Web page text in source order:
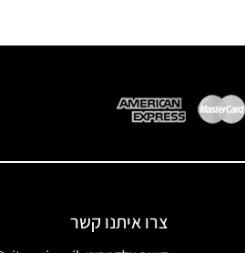
צרו איתנו קשר